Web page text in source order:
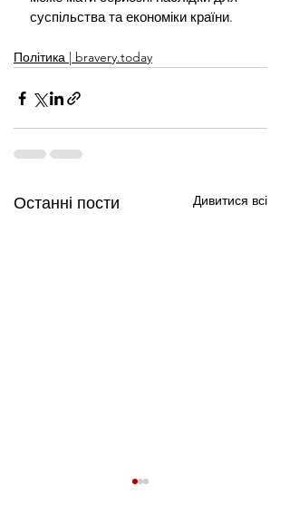
суспільства та економіки країни.
Політика | bravery.today
Останні пости Дивитися всі